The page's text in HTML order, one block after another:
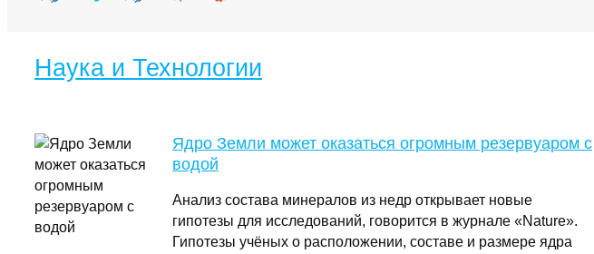
Наука и Технологии
Ядро Земли может оказаться огромным резервуаром с
водой
Анализ состава минералов из недр открывает новые
гипотезы для исследований, говорится в журнале «Nature».
Гипотезы учёных о расположении, составе и размере ядра